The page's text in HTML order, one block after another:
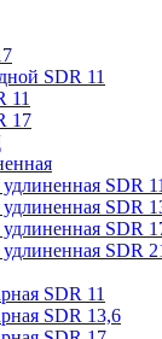
SDR 11
11
17
SDR 11
удлиненная SDR
удлиненная SDR
SDR
SDR 11
SDR 13,6